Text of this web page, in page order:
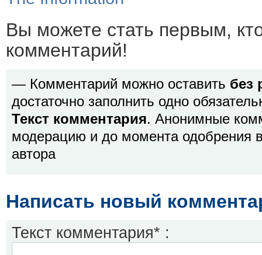
Вы можете стать первым,
комментарий!
— Комментарий можно оставить без
достаточно заполнить одно
Текст комментария. Анонимные
модерацию и до момента одобрения
автора
Написать новый
Текст комментария* :